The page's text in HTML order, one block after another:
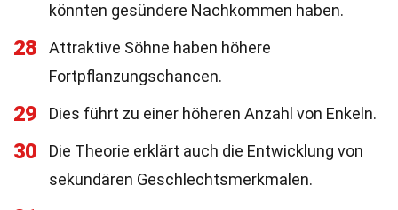
könnten gesündere Nachkommen haben.
28
Attraktive Söhne haben höhere
Fortpflanzungschancen.
29 Dies führt zu einer höheren Anzahl von Enkeln.
30
Die Theorie erklärt auch die Entwicklung von
sekundären Geschlechtsmerkmalen.